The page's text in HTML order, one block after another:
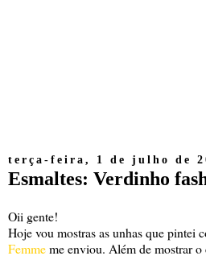
terça-feira, 1 de julho de
Esmaltes: Verdinho
Oii gente!
Hoje vou mostras as unhas que pintei
Femmeme enviou. Além de mostrar